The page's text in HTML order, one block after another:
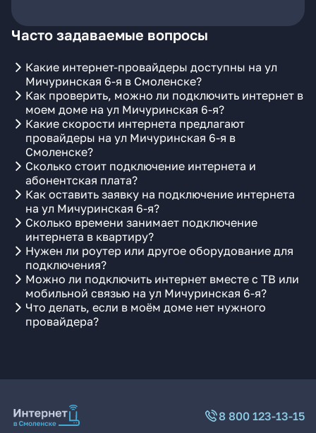
Часто задаваемые вопросы
Какие интернет-провайдеры доступны на ул
Мичуринская 6-я в Смоленске?
Как проверить, можно ли подключить интернет в
моем доме на ул Мичуринская 6-я?
Какие скорости интернета предлагают
провайдеры на ул Мичуринская 6-я в
Смоленске?
Сколько стоит подключение интернета и
абонентская плата?
Как оставить заявку на подключение интернета
на ул Мичуринская 6-я?
Сколько времени занимает подключение
интернета в квартиру?
Нужен ли роутер или другое оборудование для
подключения?
Можно ли подключить интернет вместе с ТВ или
мобильной связью на ул Мичуринская 6-я?
Что делать, если в моём доме нет нужного
провайдера?
8 800 123-13-15